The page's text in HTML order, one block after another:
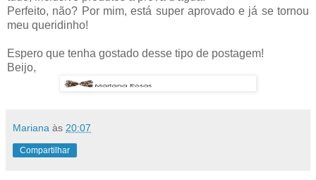
Perfeito, não? Por mim, está super aprovado e já se tornou
meu queridinho!
Espero que tenha gostado desse tipo de postagem!
Beijo,
Mariana às 20:07
Compartilhar